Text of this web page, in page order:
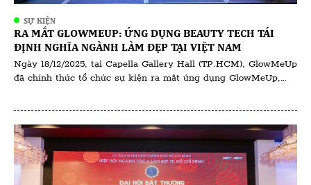
SỰ KIỆN
RA MẮT GLOWMEUP: ỨNG DỤNG BEAUTY TECH TÁI
ĐỊNH NGHĨA NGÀNH LÀM ĐẸP TẠI VIỆT NAM
Ngày 18/12/2025, tại Capella Gallery Hall (TP.HCM), GlowMeUp
đã chính thức tổ chức sự kiện ra mắt ứng dụng GlowMeUp,